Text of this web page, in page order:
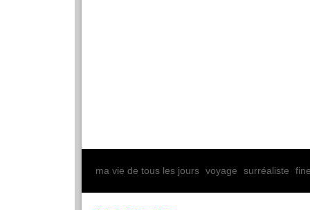
ma vie de tous les jours voyage surréaliste